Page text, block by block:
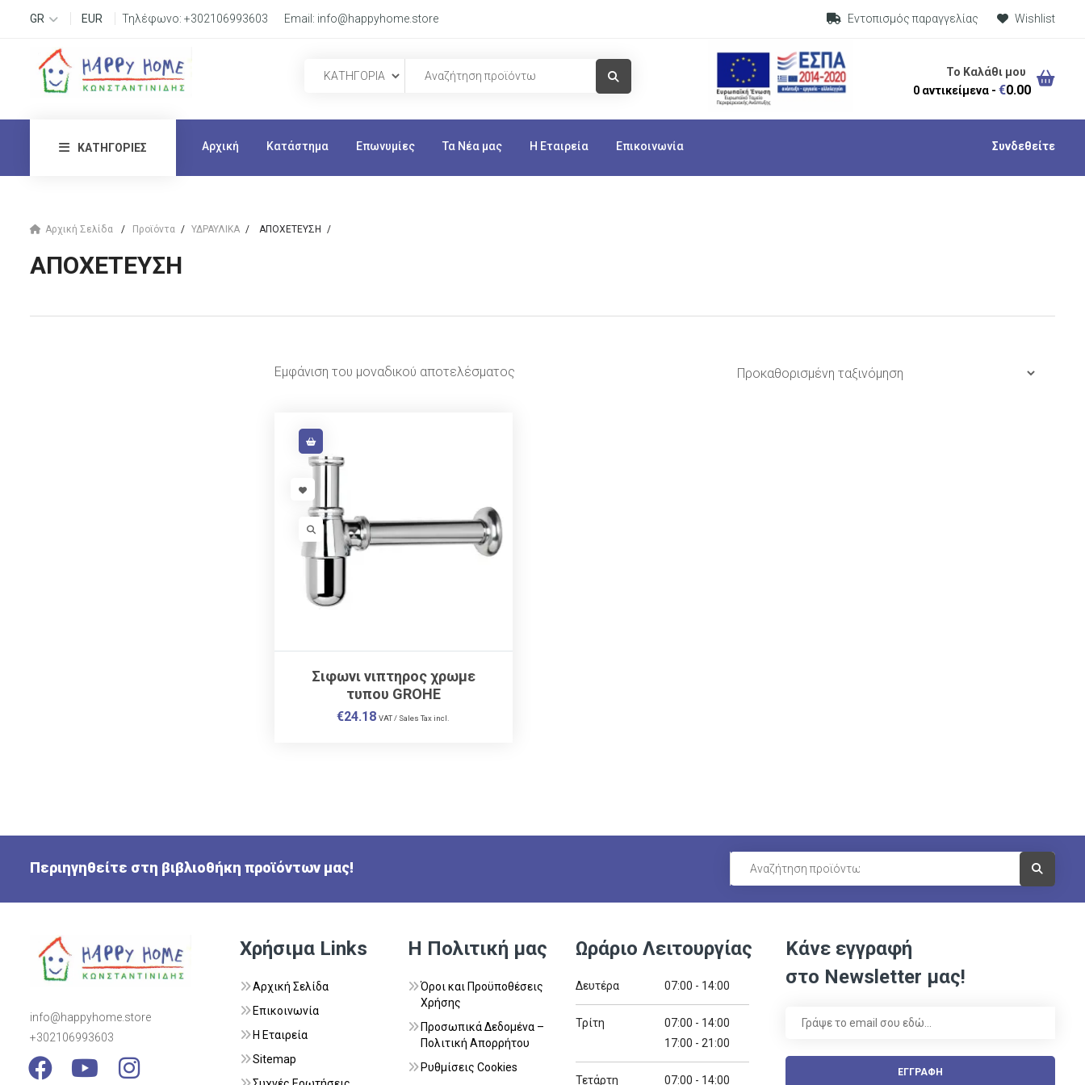
GR EUR Τηλέφωνο: +302106993603 Email: info@happyhome.store Εντοπισμός παραγγελίας Visit Link
Wishlist
Visit Link
Το Καλάθι μου
0 αντικείμενα - €0.00
ΚΑΤΗΓΟΡΊΕΣ Αρχική Κατάστημα Επωνυμίες Τα Νέα μας Η Εταιρεία Επικοινωνία Συνδεθείτε
Αρχική Σελίδα Προϊόντα ΥΔΡΑΥΛΙΚΑ ΑΠΟΧΕΤΕΥΣΗ
ΑΠΟΧΕΤΕΥΣΗ
Εμφάνιση του μοναδικού αποτελέσματος
VISIT LINK
VISIT LINK
Σιφωνι νιπτηρος χρωμε
τυπου GROHE
€24.18 VAT / Sales Tax incl.
Περιηγηθείτε στη βιβλιοθήκη προϊόντων μας! Visit Link
info@happyhome.store
+302106993603
Visit Link
Visit LinkVisit Link
Χρήσιμα Links
Αρχική Σελίδα
Επικοινωνία
Η Εταιρεία
Sitemap
Η Πολιτική μας
Όροι και Προϋποθέσεις
Χρήσης
Προσωπικά Δεδομένα –
Πολιτική Απορρήτου
Ρυθμίσεις Cookies
Ωράριο Λειτουργίας
Δευτέρα 07:00 - 14:00
Τρίτη
07:00 - 14:00
17:00 - 21:00
Τετάρτη 07:00 - 14:00
Κάνε εγγραφή
στο Newsletter μας!
ΕΓΓΡΑΦΗ